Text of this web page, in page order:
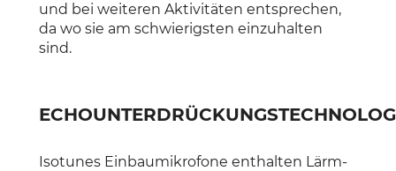
und bei weiteren Aktivitäten entsprechen,
da wo sie am schwierigsten einzuhalten
sind.
Isotunes Einbaumikrofone enthalten Lärm-